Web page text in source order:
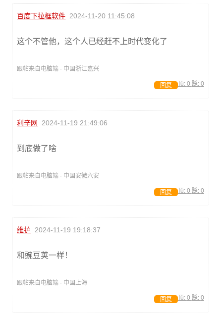
百度下拉框软件 2024-11-20 11:45:08
这个不管他，这个人已经赶不上时代变化了
跟帖来自电脑端 · 中国浙江嘉兴
顶: 0 踩: 0
回复
利辛网 2024-11-19 21:49:06
到底做了啥
跟帖来自电脑端 · 中国安徽六安
顶: 0 踩: 0
回复
维护 2024-11-19 19:18:37
和豌豆荚一样！
跟帖来自电脑端 · 中国上海
顶: 0 踩: 0
回复